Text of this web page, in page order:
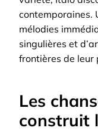
contemporaines.
mélodies
singulières et
frontières de leur
Les
construit